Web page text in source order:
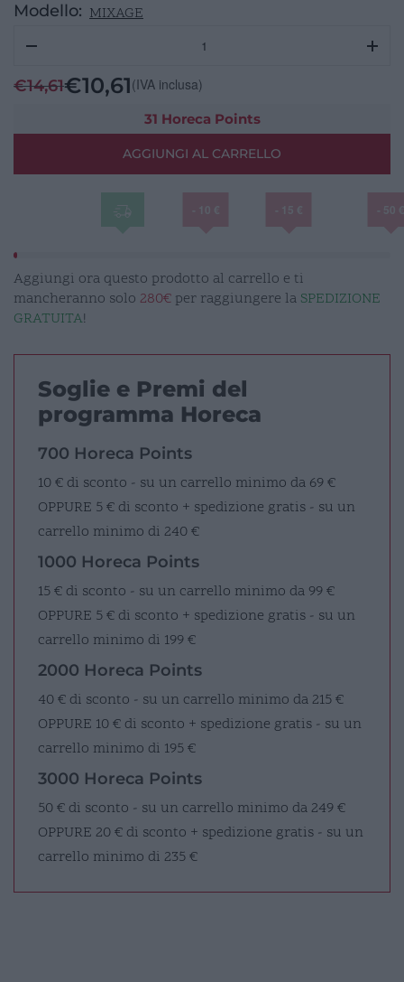
Modello: MIXAGE
punte
cocktail
ILSA
€14,61€10,61(IVA inclusa)
31 Horeca Points
AGGIUNGI AL CARRELLO
Aggiungi ora questo prodotto al carrello e ti
mancheranno solo 280€ per raggiungere la SPEDIZIONE
GRATUITA!
Soglie e Premi del
programma Horeca
700 Horeca Points
10 € di sconto - su un carrello minimo da 69 €
OPPURE 5 € di sconto + spedizione gratis - su un
carrello minimo di 240 €
1000 Horeca Points
15 € di sconto - su un carrello minimo da 99 €
OPPURE 5 € di sconto + spedizione gratis - su un
carrello minimo di 199 €
2000 Horeca Points
40 € di sconto - su un carrello minimo da 215 €
OPPURE 10 € di sconto + spedizione gratis - su un
carrello minimo di 195 €
3000 Horeca Points
50 € di sconto - su un carrello minimo da 249 €
OPPURE 20 € di sconto + spedizione gratis - su un
carrello minimo di 235 €